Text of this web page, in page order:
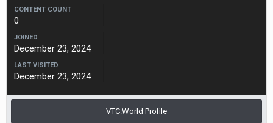
CONTENT COUNT
0
JOINED
December 23, 2024
LAST VISITED
December 23, 2024
VTC.World Profile